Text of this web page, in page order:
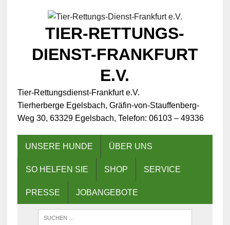
TIER-RETTUNGS-
DIENST-FRANKFURT
E.V.
Tier-Rettungsdienst-Frankfurt e.V.
Tierherberge Egelsbach, Gräfin-von-Stauffenberg-
Weg 30, 63329 Egelsbach, Telefon: 06103 – 49336
UNSERE HUNDE ÜBER UNS
SO HELFEN SIE SHOP SERVICE
PRESSE JOBANGEBOTE